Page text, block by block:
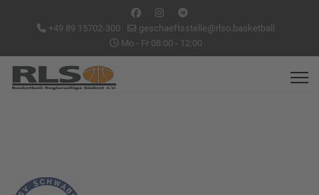
+49 89 15702-300
geschaeftsstelle@rlso.basketball
Mo - Fr 08:00 - 12:00